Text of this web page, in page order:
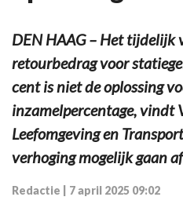
DEN HAAG – Het tijdelijk
retourbedrag voor
cent is niet de oplossing
inzamelpercentage, vindt
Leefomgeving en
verhoging mogelijk gaan
Redactie 7 april 2025 09:02